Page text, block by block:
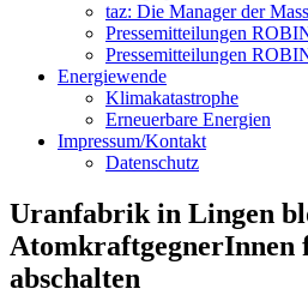
taz: Die Manager der
Pressemitteilungen
Pressemitteilungen
Energiewende
Klimakatastrophe
Erneuerbare Energien
Impressum/Kontakt
Datenschutz
Uranfabrik in Lingen
AtomkraftgegnerInnen
abschalten